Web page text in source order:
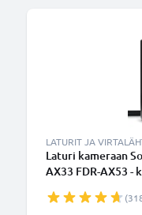
LATURIT JA
Laturi kameraan
AX33 FDR-AX53 -